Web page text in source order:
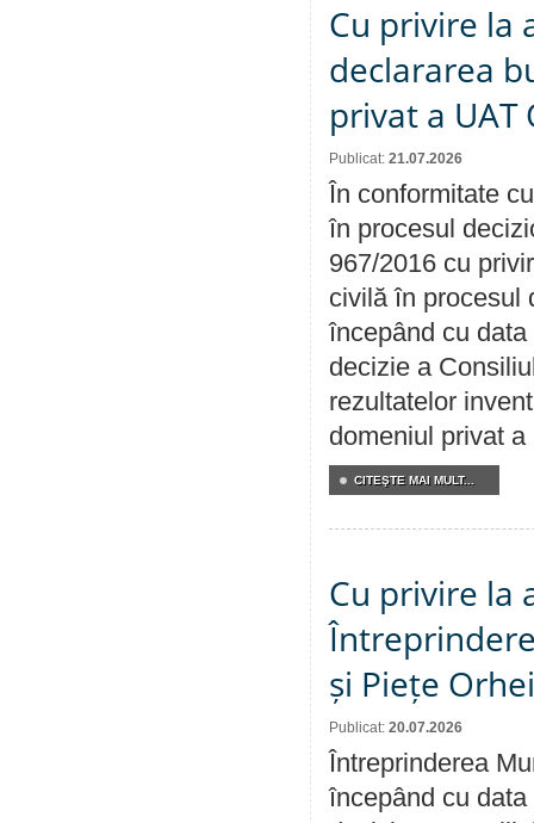
Cu privire la
declararea
privat a UAT
Publicat: 21.07.2026
În conformitate
în procesul
967/2016 cu
civilă în procesul
începând cu
decizie a
rezultatelor
domeniul privat a
CITEŞTE MAI MULT...
Cu privire la
și Piețe
Publicat: 20.07.2026
Întreprinderea
începând cu